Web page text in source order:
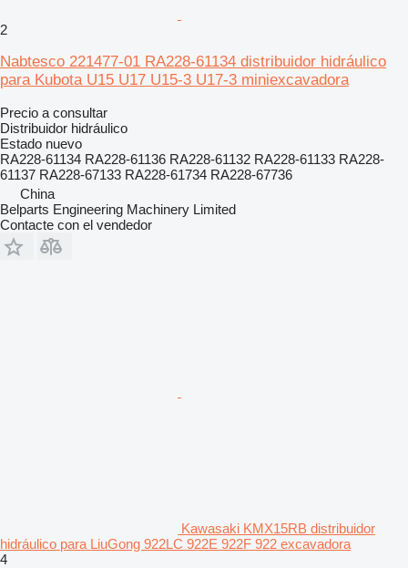
2
Nabtesco 221477-01 RA228-61134 distribuidor hidráulico
para Kubota U15 U17 U15-3 U17-3 miniexcavadora
Precio a consultar
Distribuidor hidráulico
Estado nuevo
RA228-61134 RA228-61136 RA228-61132 RA228-61133 RA228-
61137 RA228-67133 RA228-61734 RA228-67736
China
Belparts Engineering Machinery Limited
Contacte con el vendedor
Kawasaki KMX15RB distribuidor
hidráulico para LiuGong 922LC 922E 922F 922 excavadora
4